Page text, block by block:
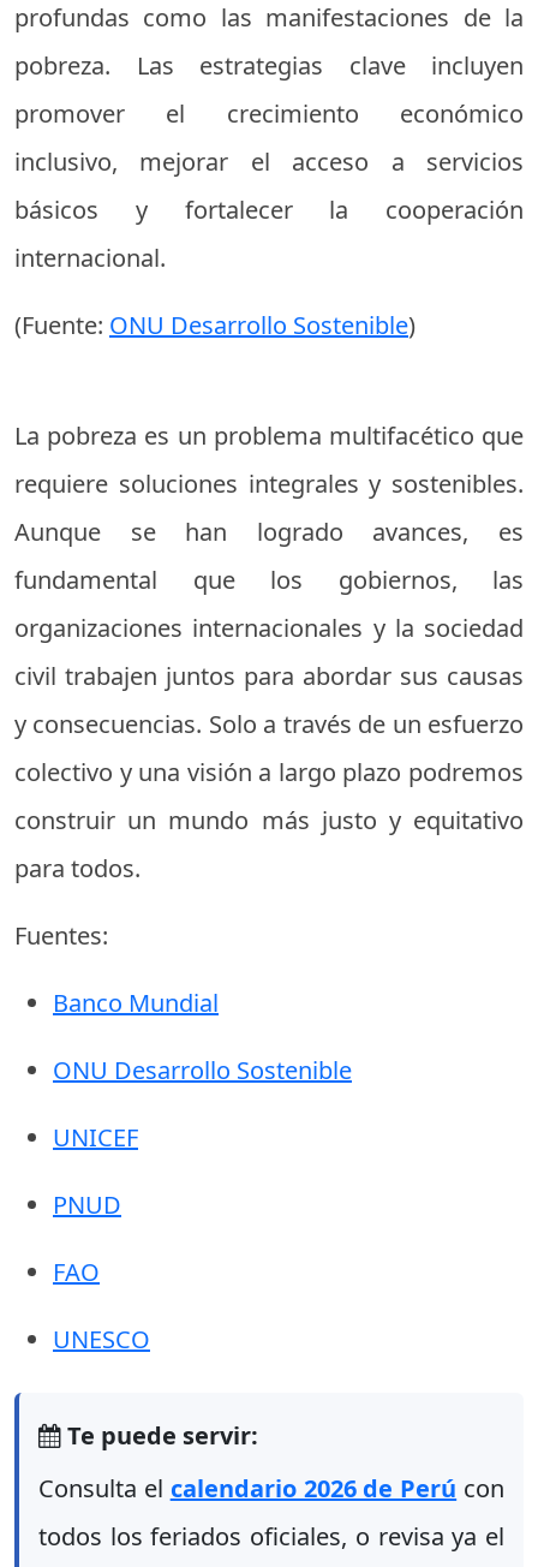
profundas como las manifestaciones de la
pobreza. Las estrategias clave incluyen
promover el crecimiento económico
inclusivo, mejorar el acceso a servicios
básicos y fortalecer la cooperación
internacional.
(Fuente: ONU Desarrollo Sostenible)
La pobreza es un problema multifacético que
requiere soluciones integrales y sostenibles.
Aunque se han logrado avances, es
fundamental que los gobiernos, las
organizaciones internacionales y la sociedad
civil trabajen juntos para abordar sus causas
y consecuencias. Solo a través de un esfuerzo
colectivo y una visión a largo plazo podremos
construir un mundo más justo y equitativo
para todos.
Fuentes:
Banco Mundial
ONU Desarrollo Sostenible
UNICEF
PNUD
FAO
UNESCO
Te puede servir:
Consulta el calendario 2026 de Perú con
todos los feriados oficiales, o revisa ya el